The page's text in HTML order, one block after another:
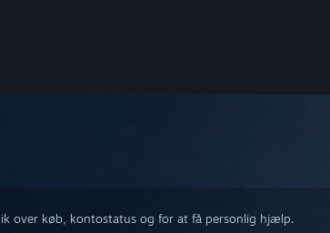
over køb, kontostatus og for at få personlig hjælp.